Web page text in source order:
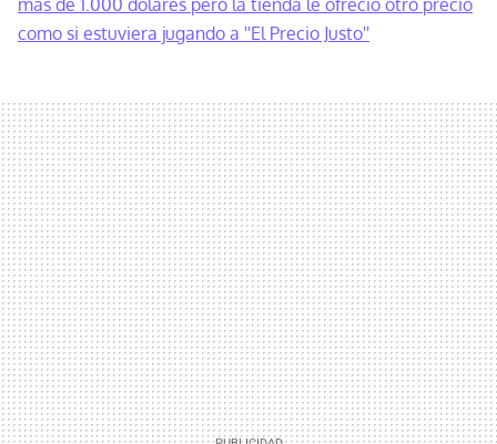
como si estuviera jugando a ''El Precio Justo''